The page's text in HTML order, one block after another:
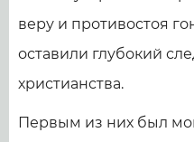
веру и противостоя
оставили глубокий
христианства.
Первым из них был